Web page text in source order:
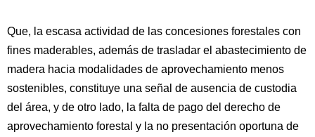
Que, la escasa actividad de las concesiones forestales con
fines maderables, además de trasladar el abastecimiento de
madera hacia modalidades de aprovechamiento menos
sostenibles, constituye una señal de ausencia de custodia
del área, y de otro lado, la falta de pago del derecho de
aprovechamiento forestal y la no presentación oportuna de